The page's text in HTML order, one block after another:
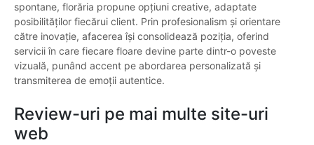
spontane, florăria propune opțiuni creative, adaptate
posibilităților fiecărui client. Prin profesionalism și orientare
către inovație, afacerea își consolidează poziția, oferind
servicii în care fiecare floare devine parte dintr-o poveste
vizuală, punând accent pe abordarea personalizată și
transmiterea de emoții autentice.
Review-uri pe mai multe site-uri
web